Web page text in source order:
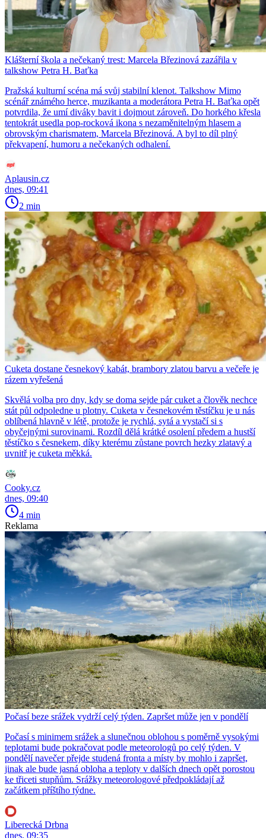
Klášterní škola a nečekaný trest: Marcela Březinová zazářila v
talkshow Petra H. Baťka
Pražská kulturní scéna má svůj stabilní klenot. Talkshow Mimo
scénář známého herce, muzikanta a moderátora Petra H. Baťka opět
potvrdila, že umí diváky bavit i dojmout zároveň. Do horkého křesla
tentokrát usedla pop-rocková ikona s nezaměnitelným hlasem a
obrovským charismatem, Marcela Březinová. A byl to díl plný
překvapení, humoru a nečekaných odhalení.
Aplausin.cz
dnes, 09:41
2 min
Cuketa dostane česnekový kabát, brambory zlatou barvu a večeře je
rázem vyřešená
Skvělá volba pro dny, kdy se doma sejde pár cuket a člověk nechce
stát půl odpoledne u plotny. Cuketa v česnekovém těstíčku je u nás
oblíbená hlavně v létě, protože je rychlá, sytá a vystačí si s
obyčejnými surovinami. Rozdíl dělá krátké osolení předem a hustší
těstíčko s česnekem, díky kterému zůstane povrch hezky zlatavý a
uvnitř je cuketa měkká.
Cooky.cz
dnes, 09:40
4 min
Reklama
Počasí beze srážek vydrží celý týden. Zapršet může jen v pondělí
Počasí s minimem srážek a slunečnou oblohou s poměrně vysokými
teplotami bude pokračovat podle meteorologů po celý týden. V
pondělí navečer přejde studená fronta a místy by mohlo i zapršet,
jinak ale bude jasná obloha a teploty v dalších dnech opět porostou
ke třiceti stupňům. Srážky meteorologové předpokládají až
začátkem příštího týdne.
Liberecká Drbna
dnes, 09:35